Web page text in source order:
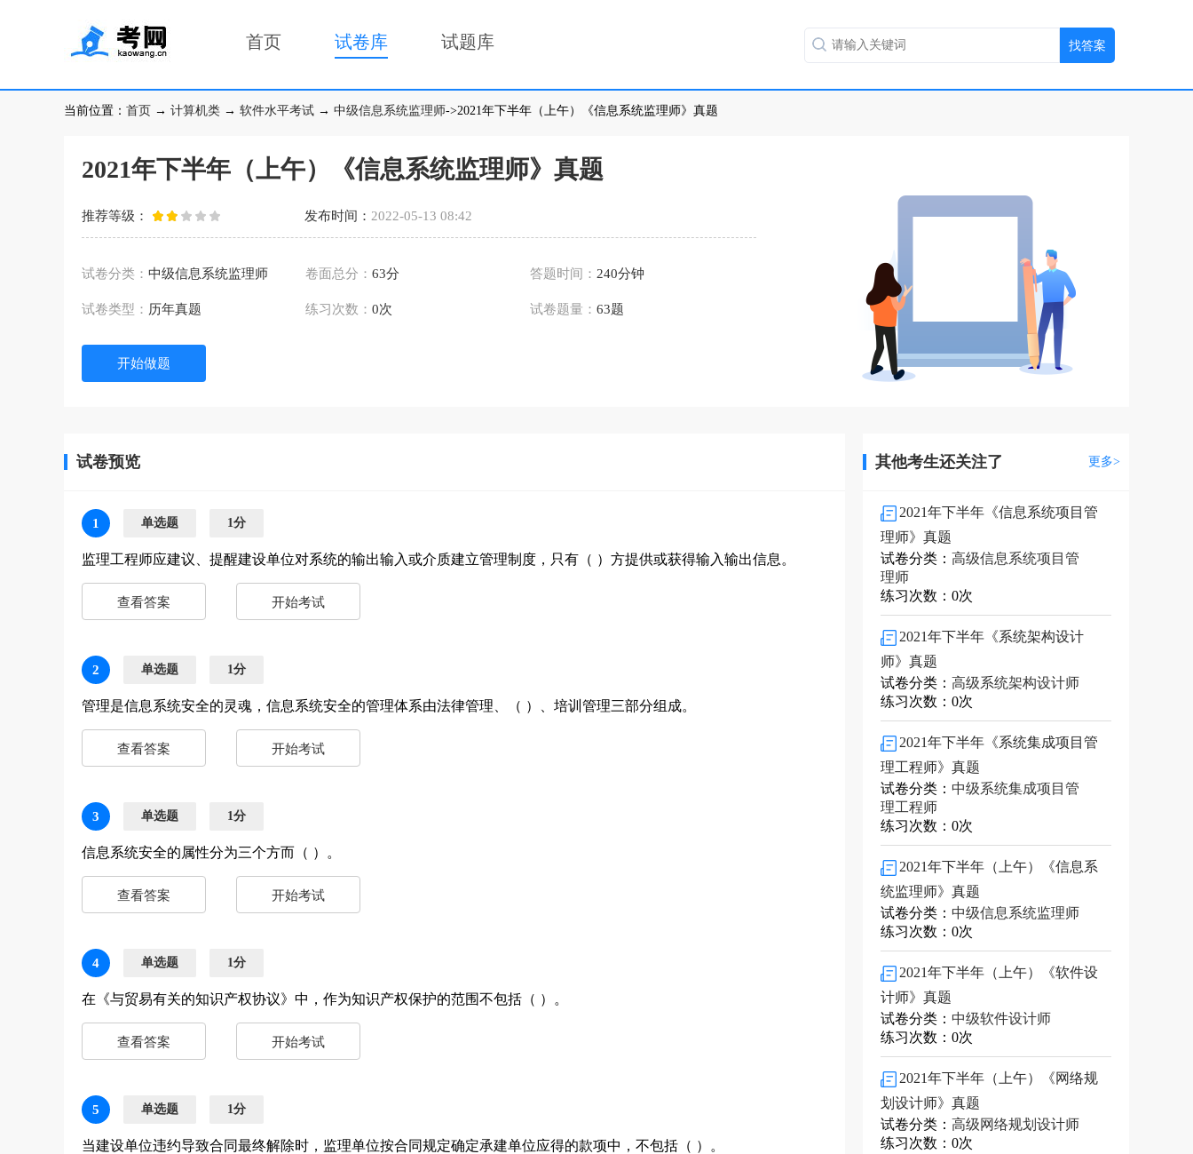
首页 试卷库 试题库
当前位置： 首页 → 计算机类 → 软件水平考试 → 中级信息系统监理师->2021年下半年（上午）《信息系统监理师》真题
2021年下半年（上午）《信息系统监理师》真题
推荐等级： 发布时间： 2022-05-13 08:42
试卷分类： 中级信息系统监理师 卷面总分：63分 答题时间： 240分钟
试卷类型： 历年真题 练习次数：0次 试卷题量： 63题
开始做题
试卷预览
1 单选题 1分
监理工程师应建议、提醒建设单位对系统的输出输入或介质建立管理制度，只有（ ）方提供或获得输入输出信息。
查看答案 开始考试
2 单选题 1分
管理是信息系统安全的灵魂，信息系统安全的管理体系由法律管理、（ ）、培训管理三部分组成。
查看答案 开始考试
3 单选题 1分
信息系统安全的属性分为三个方而（ ）。
查看答案 开始考试
4 单选题 1分
在《与贸易有关的知识产权协议》中，作为知识产权保护的范围不包括（ ）。
查看答案 开始考试
5 单选题 1分
当建设单位违约导致合同最终解除时，监理单位按合同规定确定承建单位应得的款项中，不包括（ ）。
其他考生还关注了 更多>
2021年下半年《信息系统项目管
理师》真题
试卷分类： 高级信息系统项目管
理师
练习次数：0次
2021年下半年《系统架构设计
师》真题
试卷分类： 高级系统架构设计师
练习次数：0次
2021年下半年《系统集成项目管
理工程师》真题
试卷分类： 中级系统集成项目管
理工程师
练习次数：0次
2021年下半年（上午）《信息系
统监理师》真题
试卷分类： 中级信息系统监理师
练习次数：0次
2021年下半年（上午）《软件设
计师》真题
试卷分类： 中级软件设计师
练习次数：0次
2021年下半年（上午）《网络规
划设计师》真题
试卷分类： 高级网络规划设计师
练习次数：0次